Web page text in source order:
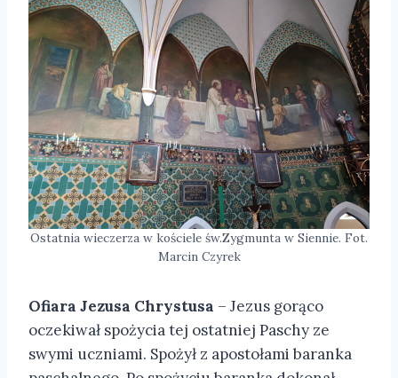
Ostatnia wieczerza w kościele św.Zygmunta w Siennie. Fot.
Marcin Czyrek
Ofiara Jezusa Chrystusa – Jezus gorąco
oczekiwał spożycia tej ostatniej Paschy ze
swymi uczniami. Spożył z apostołami baranka